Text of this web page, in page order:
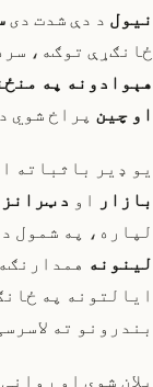
نیول د دې شدت دی
ځانګړې توګه،
هېوادونه په
او چین پراخ شوي
یو ډیر باثباته
بازار او د
لپاره، په شمول د
لینونه همدارنګه
ایالتونه په
بندرونو ته
پلان شوي او